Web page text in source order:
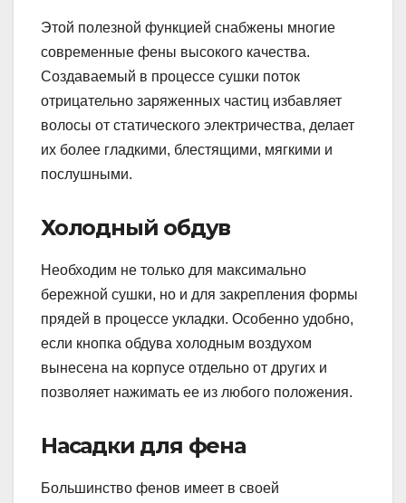
Этой полезной функцией снабжены многие
современные фены высокого качества.
Создаваемый в процессе сушки поток
отрицательно заряженных частиц избавляет
волосы от статического электричества, делает
их более гладкими, блестящими, мягкими и
послушными.
Холодный обдув
Необходим не только для максимально
бережной сушки, но и для закрепления формы
прядей в процессе укладки. Особенно удобно,
если кнопка обдува холодным воздухом
вынесена на корпусе отдельно от других и
позволяет нажимать ее из любого положения.
Насадки для фена
Большинство фенов имеет в своей